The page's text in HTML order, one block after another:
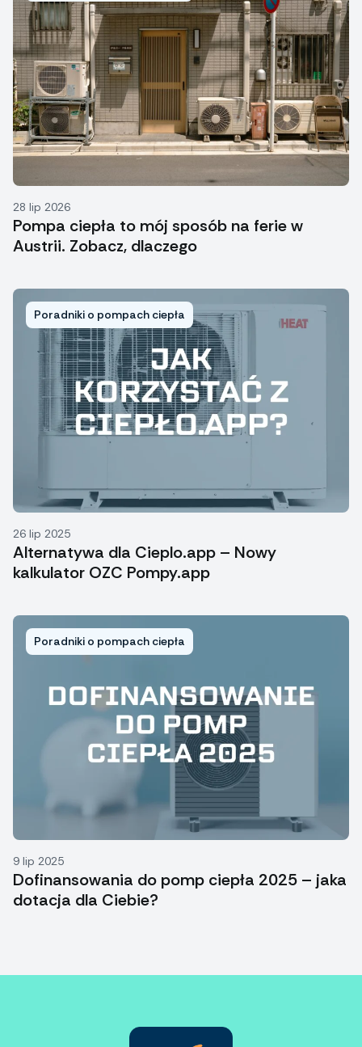
28 lip 2026
Pompa ciepła to mój sposób na ferie w
Austrii. Zobacz, dlaczego
Poradniki o pompach ciepła
26 lip 2025
Alternatywa dla Cieplo.app – Nowy
kalkulator OZC Pompy.app
Poradniki o pompach ciepła
9 lip 2025
Dofinansowania do pomp ciepła 2025 – jaka
dotacja dla Ciebie?